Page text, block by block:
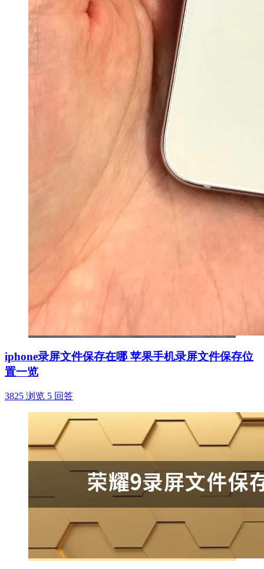
iphone录屏文件保存在哪 苹果手机录屏文件保存位
置一览
3825 浏览 5 回答